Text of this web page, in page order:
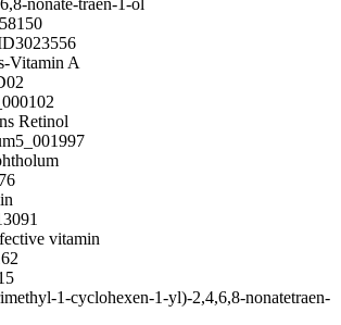
nonate-traen-1-ol
Vitamin A
Retinol
vitamin
1-cyclohexen-1-yl)-2,4,6,8-nonatetraen-